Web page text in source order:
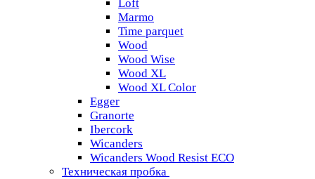
Loft
Marmo
Time parquet
Wood
Wood Wise
Wood XL
Wood XL Color
Egger
Granorte
Ibercork
Wicanders
Wicanders Wood Resist ECO
Техническая пробка